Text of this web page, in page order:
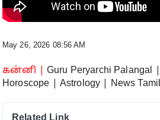
May 26, 2026 08:56 AM
கன்னி |
Guru Peryarchi Palangal
Horoscope | Astrology | News